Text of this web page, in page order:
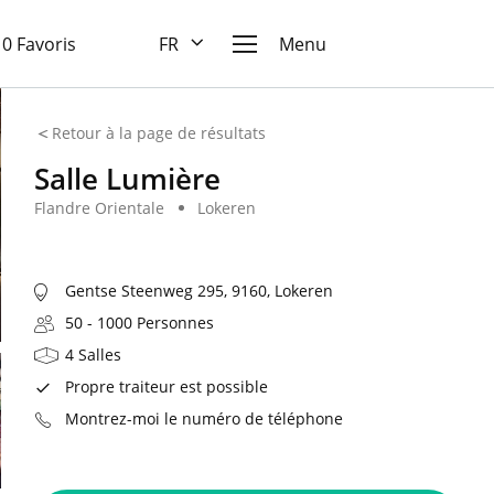
Favoris FR Menu
Retour à la page de résultats
Salle Lumière
Flandre Orientale Lokeren
Gentse Steenweg 295, 9160, Lokeren
50 - 1000 Personnes
4 Salles
Propre traiteur est possible
Montrez-moi le numéro de téléphone